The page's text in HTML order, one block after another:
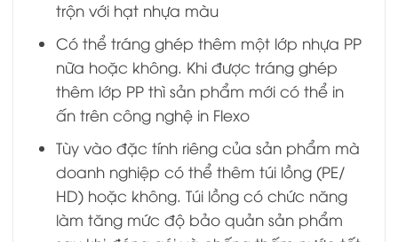
trộn với hạt nhựa màu
Có thể tráng ghép thêm một lớp nhựa PP
nữa hoặc không. Khi được tráng ghép
thêm lớp PP thì sản phẩm mới có thể in
ấn trên công nghệ in Flexo
Tùy vào đặc tính riêng của sản phẩm mà
doanh nghiệp có thể thêm túi lồng (PE/
HD) hoặc không. Túi lồng có chức năng
làm tăng mức độ bảo quản sản phẩm